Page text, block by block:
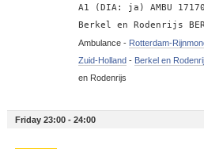
A1 (DIA: ja) AMBU
Berkel en Rodenrijs
Ambulance - Rotterdam-
Zuid-Holland- Berkel en
en Rodenrijs
Friday 23:00 - 24:00